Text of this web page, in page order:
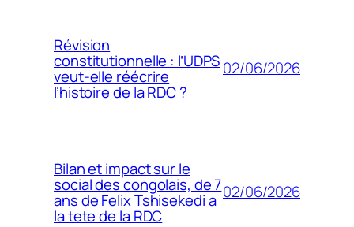
Révision
constitutionnelle : l’UDPS
veut-elle réécrire
l’histoire de la RDC ?
02/06/2026
Bilan et impact sur le
social des congolais, de 7
ans de Felix Tshisekedi a
la tete de la RDC
02/06/2026